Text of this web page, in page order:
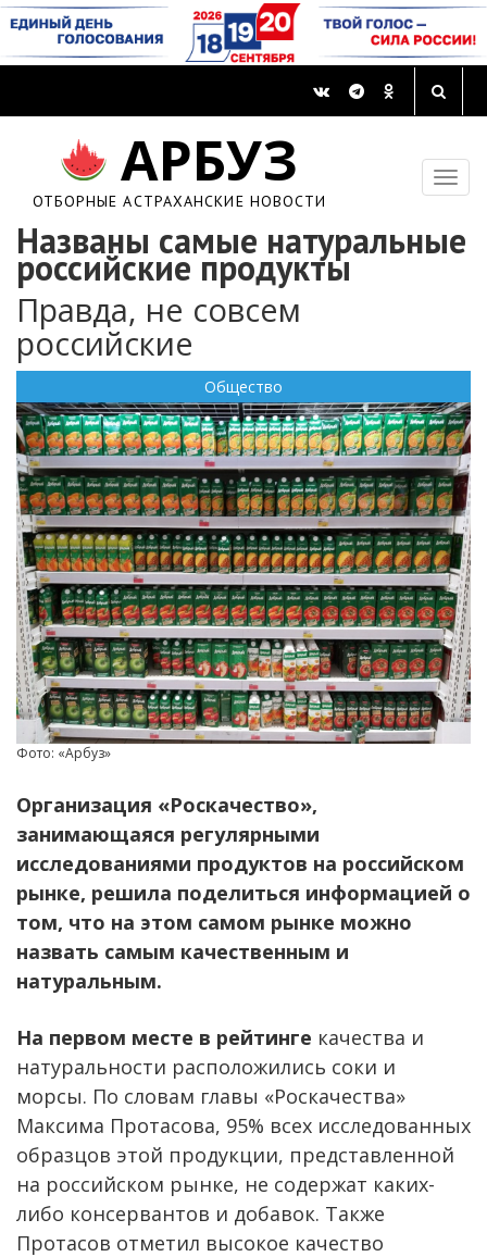
АРБУЗ
ОТБОРНЫЕ АСТРАХАНСКИЕ НОВОСТИ
Названы самые натуральные
российские продукты
Правда, не совсем
российские
Общество
Фото: «Арбуз»
Организация «Роскачество»,
занимающаяся регулярными
исследованиями продуктов на российском
рынке, решила поделиться информацией о
том, что на этом самом рынке можно
назвать самым качественным и
натуральным.
На первом месте в рейтинге качества и
натуральности расположились соки и
морсы. По словам главы «Роскачества»
Максима Протасова, 95% всех исследованных
образцов этой продукции, представленной
на российском рынке, не содержат каких-
либо консервантов и добавок. Также
Протасов отметил высокое качество